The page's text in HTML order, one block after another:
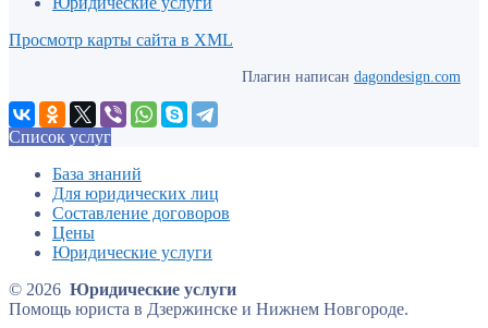
Просмотр карты сайта в XML
Плагин написан dagondesign.com
Список услуг
База знаний
Для юридических лиц
Составление договоров
Цены
Юридические услуги
© 2026 Юридические услуги
Помощь юриста в Дзержинске и Нижнем Новгороде.